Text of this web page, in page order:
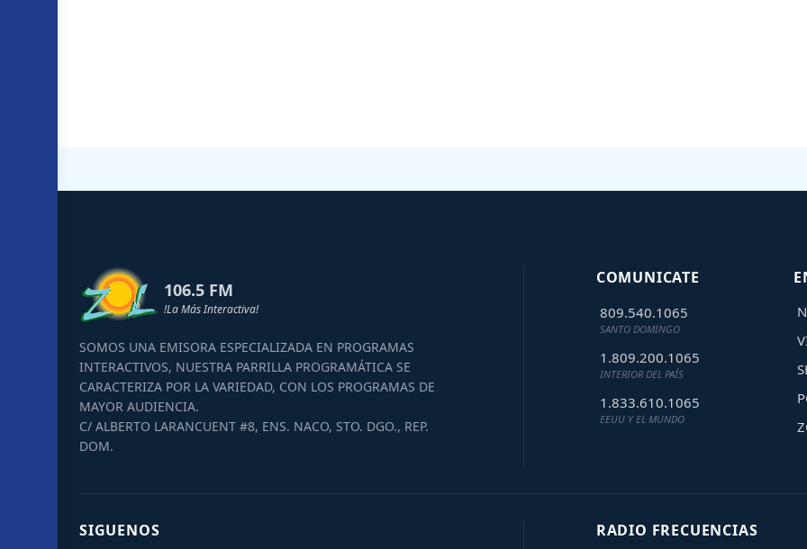
106.5 FM
!La Más Interactiva!
SOMOS UNA EMISORA ESPECIALIZADA EN PROGRAMAS
INTERACTIVOS, NUESTRA PARRILLA PROGRAMÁTICA SE
CARACTERIZA POR LA VARIEDAD, CON LOS PROGRAMAS DE
MAYOR AUDIENCIA.
C/ ALBERTO LARANCUENT #8, ENS. NACO, STO. DGO., REP.
DOM.
COMUNICATE
809.540.1065
SANTO DOMINGO
1.809.200.1065
INTERIOR DEL PAÍS
1.833.610.1065
EEUU Y EL MUNDO
SIGUENOS RADIO FRECUENCIAS